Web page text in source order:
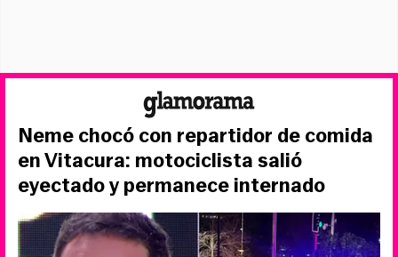
Neme chocó con repartidor de comida
en Vitacura: motociclista salió
eyectado y permanece internado